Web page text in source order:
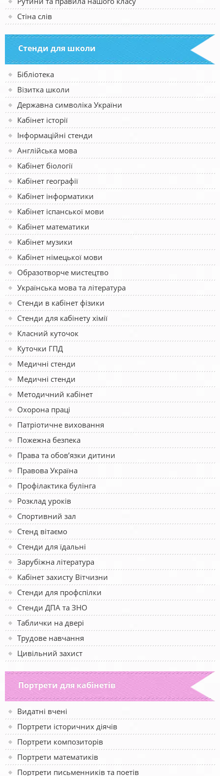
Стіна слів
Стенди для школи
Бібліотека
Візитка школи
Державна символіка України
Кабінет історії
Інформаційні стенди
Англійська мова
Кабінет біології
Кабінет географії
Кабінет інформатики
Кабінет іспанської мови
Кабінет математики
Кабінет музики
Кабінет німецької мови
Образотворче мистецтво
Українська мова та література
Стенди в кабінет фізики
Стенди для кабінету хімії
Класний куточок
Куточки ГПД
Медичні стенди
Медичні стенди
Методичний кабінет
Охорона праці
Патріотичне виховання
Пожежна безпека
Права та обов’язки дитини
Правова Україна
Профілактика булінга
Розклад уроків
Спортивний зал
Стенд вітаємо
Стенди для їдальні
Зарубіжна література
Кабінет захисту Вітчизни
Стенди для профспілки
Стенди ДПА та ЗНО
Таблички на двері
Трудове навчання
Цивільний захист
Портрети для кабінетів
Видатні вчені
Портрети історичних діячів
Портрети композиторів
Портрети математиків
Портрети письменників та поетів